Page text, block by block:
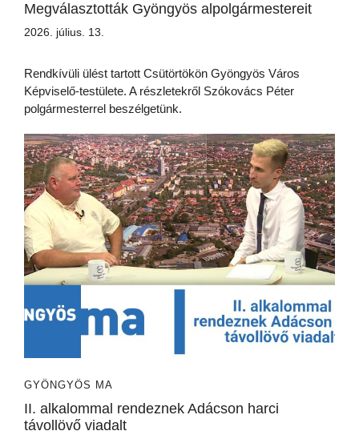
Megválasztották Gyöngyös alpolgármestereit
2026. július. 13.
Rendkívüli ülést tartott Csütörtökön Gyöngyös Város
Képviselő-testülete. A részletekről Szókovács Péter
polgármesterrel beszélgetünk.
GYÖNGYÖS MA
II. alkalommal rendeznek Adácson harci
távollövő viadalt